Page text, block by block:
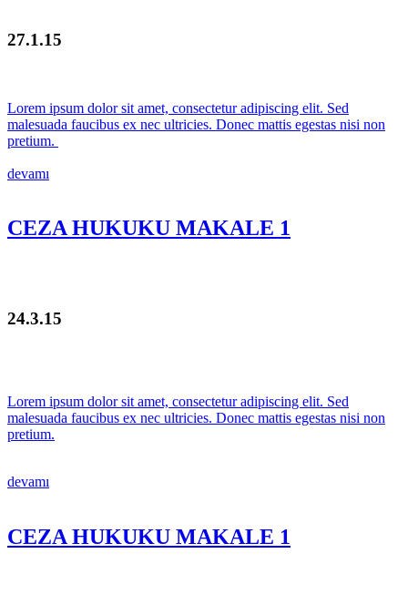
27.1.15
Lorem ipsum dolor sit amet, consectetur adipiscing elit. Sed
malesuada faucibus ex nec ultricies. Donec mattis egestas nisi non
pretium.
devamı
CEZA HUKUKU MAKALE 1
24.3.15
Lorem ipsum dolor sit amet, consectetur adipiscing elit. Sed
malesuada faucibus ex nec ultricies. Donec mattis egestas nisi non
pretium.
devamı
CEZA HUKUKU MAKALE 1